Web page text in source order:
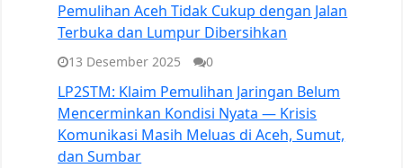
Pemulihan Aceh Tidak Cukup dengan Jalan
Terbuka dan Lumpur Dibersihkan
13 Desember 2025 0
LP2STM: Klaim Pemulihan Jaringan Belum
Mencerminkan Kondisi Nyata — Krisis
Komunikasi Masih Meluas di Aceh, Sumut,
dan Sumbar